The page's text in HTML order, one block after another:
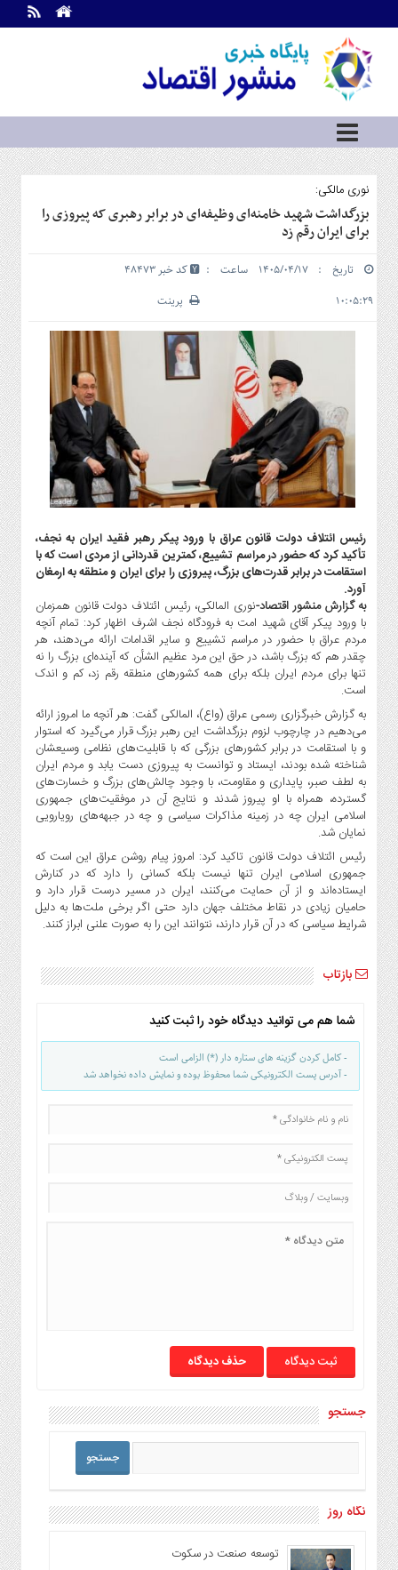
اطلاعات
تماس
ما
درباره
ما
سرویس
ها
خانه
بازار
سرمایه
و
بورس
و
شهری
گاز
و
پتروشیمی
صنعت
و
خودرو
استارت
آپ
و
فن
آوری
بانک
،
بیمه
و
ارز
دیجیتال
کشاورزی
و
صنایع
غذایی
سیاسی
و
بین
الملل
نگاه
روز
گوناگون
نوری مالکی:
بزرگداشت شهید خامنه‌ای وظیفه‌ای در برابر رهبری که پیروزی را
برای ایران رقم زد
تاریخ : ۱۴۰۵/۰۴/۱۷ ساعت :
۱۰:۰۵:۲۹
کد خبر 48473
پرینت
رئیس ائتلاف دولت قانون عراق با ورود پیکر رهبر فقید ایران به نجف،
تأکید کرد که حضور در مراسم تشییع، کمترین قدردانی از مردی است که با
استقامت در برابر قدرت‌های بزرگ، پیروزی را برای ایران و منطقه به ارمغان
آورد.
به گزارش منشور اقتصاد-نوری المالکی، رئیس ائتلاف دولت قانون همزمان
با ورود پیکر آقای شهید امت به فرودگاه نجف اشرف اظهار کرد: تمام آنچه
مردم عراق با حضور در مراسم تشییع و سایر اقدامات ارائه می‌دهند، هر
چقدر هم که بزرگ باشد، در حق این مرد عظیم الشأن که آینده‌ای بزرگ را نه
تنها برای مردم ایران بلکه برای همه کشورهای منطقه رقم زد، کم و اندک
است.
به گزارش خبرگزاری رسمی عراق (واع)، المالکی گفت: هر آنچه ما امروز ارائه
می‌دهیم در چارچوب لزوم بزرگداشت این رهبر بزرگ قرار می‌گیرد که استوار
و با استقامت در برابر کشورهای بزرگی که با قابلیت‌های نظامی وسیعشان
شناخته شده بودند، ایستاد و توانست به پیروزی دست یابد و مردم ایران
به لطف صبر، پایداری و مقاومت، با وجود چالش‌های بزرگ و خسارت‌های
گسترده، همراه با او پیروز شدند و نتایج آن در موفقیت‌های جمهوری
اسلامی ایران چه در زمینه مذاکرات سیاسی و چه در جبهه‌های رویارویی
نمایان شد.
رئیس ائتلاف دولت قانون تاکید کرد: امروز پیام روشن عراق این است که
جمهوری اسلامی ایران تنها نیست بلکه کسانی را دارد که در کنارش
ایستاده‌اند و از آن حمایت می‌کنند، ایران در مسیر درست قرار دارد و
حامیان زیادی در نقاط مختلف جهان دارد حتی اگر برخی ملت‌ها به دلیل
شرایط سیاسی که در آن قرار دارند، نتوانند این را به صورت علنی ابراز کنند.
بازتاب
شما هم می توانید دیدگاه خود را ثبت کنید
- کامل کردن گزینه های ستاره دار (*) الزامی است
- آدرس پست الکترونیکی شما محفوظ بوده و نمایش داده نخواهد شد
حذف دیدگاه
جستجو
نگاه روز
توسعه صنعت در سکوت